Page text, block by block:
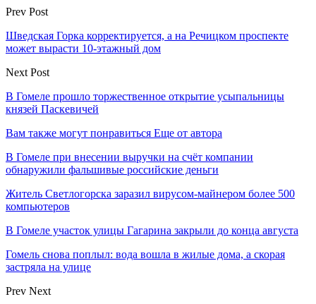
Prev Post
Шведская Горка корректируется, а на Речицком проспекте
может вырасти 10-этажный дом
Next Post
В Гомеле прошло торжественное открытие усыпальницы
князей Паскевичей
Вам также могут понравиться Еще от автора
В Гомеле при внесении выручки на счёт компании
обнаружили фальшивые российские деньги
Житель Светлогорска заразил вирусом-майнером более 500
компьютеров
В Гомеле участок улицы Гагарина закрыли до конца августа
Гомель снова поплыл: вода вошла в жилые дома, а скорая
застряла на улице
Prev Next